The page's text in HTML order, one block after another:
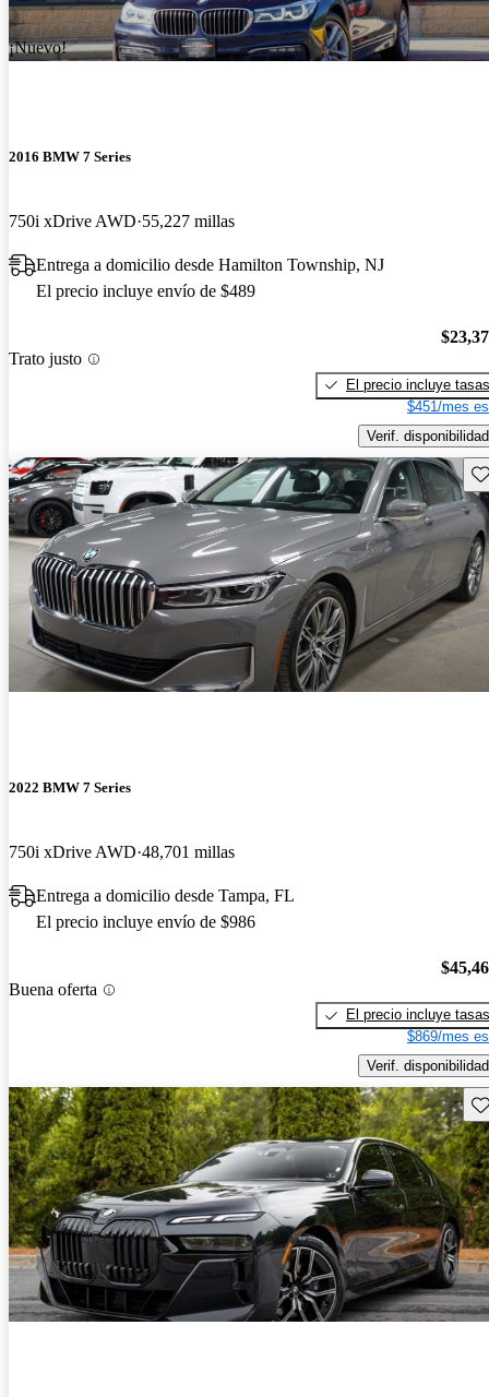
¡Nuevo!
2016 BMW 7 Series
750i xDrive AWD 55,227 millas
Entrega a domicilio desde Hamilton Township, NJ
El precio incluye envío de $489
Trato justo
El precio incluye tasas
$451/mes
Verif. disponibilidad
2022 BMW 7 Series
750i xDrive AWD 48,701 millas
Entrega a domicilio desde Tampa, FL
El precio incluye envío de $986
Buena oferta
El precio incluye tasas
$869/mes
Verif. disponibilidad